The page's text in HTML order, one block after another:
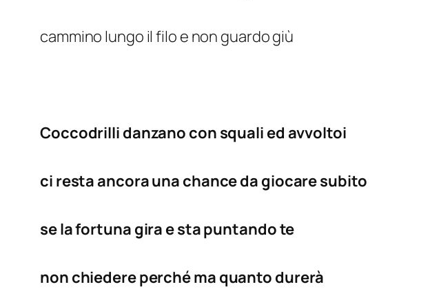
cammino lungo il filo e non guardo giù
Coccodrilli danzano con squali ed avvoltoi
ci resta ancora una chance da giocare subito
se la fortuna gira e sta puntando te
non chiedere perché ma quanto durerà